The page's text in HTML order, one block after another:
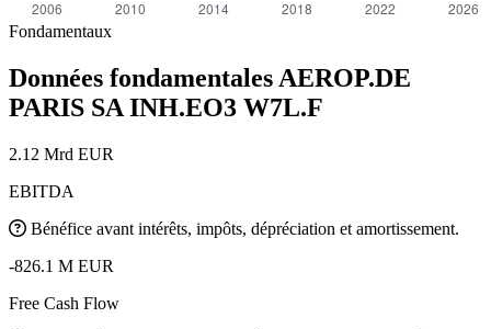
Fondamentaux
Données fondamentales AEROP.DE
PARIS SA INH.EO3 W7L.F
2.12 Mrd EUR
EBITDA
Bénéfice avant intérêts, impôts, dépréciation et amortissement.
-826.1 M EUR
Free Cash Flow